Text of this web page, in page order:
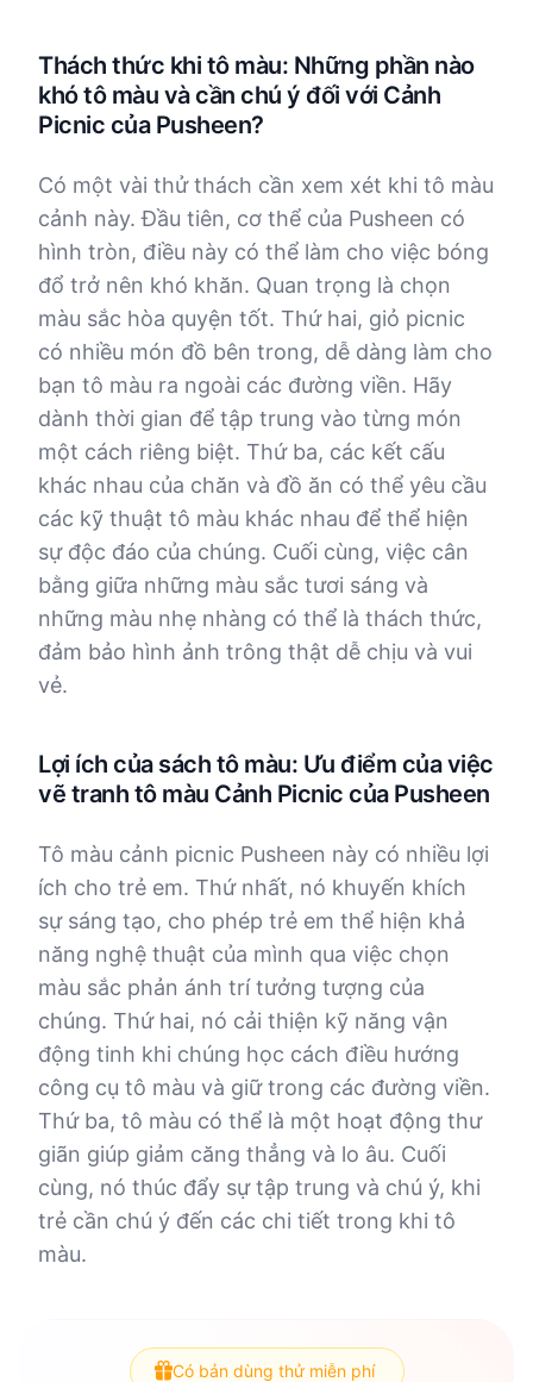
Thách thức khi tô màu: Những phần nào
khó tô màu và cần chú ý đối với Cảnh
Picnic của Pusheen?
Có một vài thử thách cần xem xét khi tô màu
cảnh này. Đầu tiên, cơ thể của Pusheen có
hình tròn, điều này có thể làm cho việc bóng
đổ trở nên khó khăn. Quan trọng là chọn
màu sắc hòa quyện tốt. Thứ hai, giỏ picnic
có nhiều món đồ bên trong, dễ dàng làm cho
bạn tô màu ra ngoài các đường viền. Hãy
dành thời gian để tập trung vào từng món
một cách riêng biệt. Thứ ba, các kết cấu
khác nhau của chăn và đồ ăn có thể yêu cầu
các kỹ thuật tô màu khác nhau để thể hiện
sự độc đáo của chúng. Cuối cùng, việc cân
bằng giữa những màu sắc tươi sáng và
những màu nhẹ nhàng có thể là thách thức,
đảm bảo hình ảnh trông thật dễ chịu và vui
vẻ.
Lợi ích của sách tô màu: Ưu điểm của việc
vẽ tranh tô màu Cảnh Picnic của Pusheen
Tô màu cảnh picnic Pusheen này có nhiều lợi
ích cho trẻ em. Thứ nhất, nó khuyến khích
sự sáng tạo, cho phép trẻ em thể hiện khả
năng nghệ thuật của mình qua việc chọn
màu sắc phản ánh trí tưởng tượng của
chúng. Thứ hai, nó cải thiện kỹ năng vận
động tinh khi chúng học cách điều hướng
công cụ tô màu và giữ trong các đường viền.
Thứ ba, tô màu có thể là một hoạt động thư
giãn giúp giảm căng thẳng và lo âu. Cuối
cùng, nó thúc đẩy sự tập trung và chú ý, khi
trẻ cần chú ý đến các chi tiết trong khi tô
màu.
Có bản dùng thử miễn phí